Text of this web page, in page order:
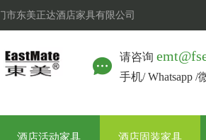
市东美正达酒店家具有限公司
请咨询
手机/ Whatsapp /
酒店活动家具 酒店固装家具